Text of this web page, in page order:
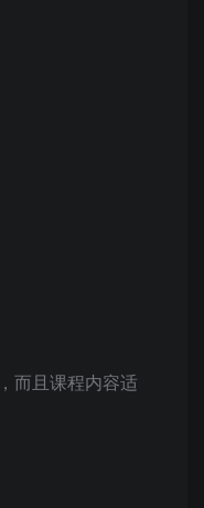
而且课程内容适